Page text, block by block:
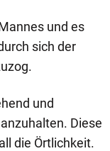
und es
sich der
und
Diese
die Örtlichkeit.